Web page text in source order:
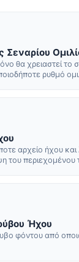
Σεναρίου
θα χρειαστεί το
ρυθμό
αρχείο ήχου και
του περιεχομένου
Ήχου
φόντου από